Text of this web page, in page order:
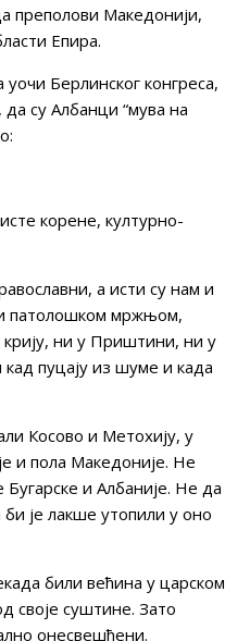
преполови Македонији,
Епира.
Берлинског конгреса,
су Албанци “мува на
корене, културно-
а исти су нам и
патолошком мржњом,
ни у Приштини, ни у
пуцају из шуме и када
Косово и Метохију, у
и пола Македоније. Не
Бугарске и Албаније. Не да
је лакше утопили у оно
били већина у царском
своје суштине. Зато
онесвешћени.